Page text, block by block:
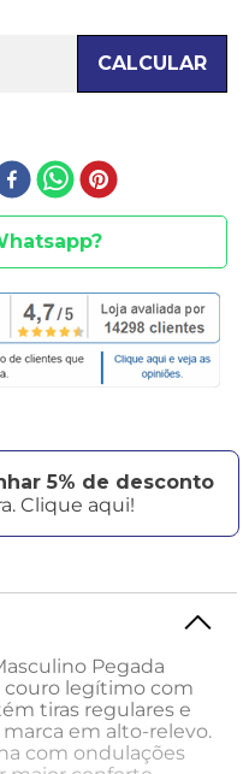
CALCULAR
5% de desconto
Clique aqui!
Pegada
couro legítimo com
tiras regulares e
em alto-relevo.
com ondulações